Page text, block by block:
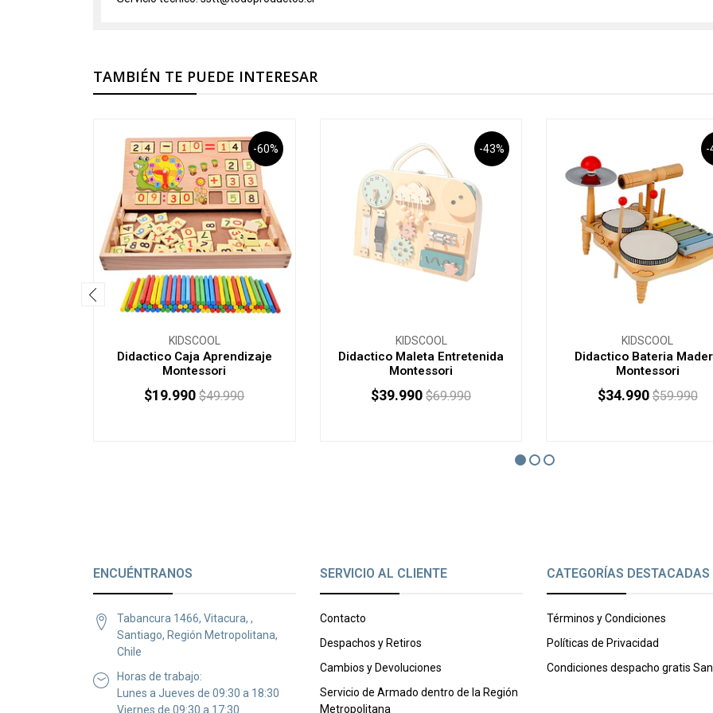
TAMBIÉN TE PUEDE INTERESAR
-60%
KIDSCOOL
Didactico Caja Aprendizaje
Montessori
$19.990 $49.990
-43%
KIDSCOOL
Didactico Maleta Entretenida
Montessori
AGOTADO
$39.990 $69.990
-
KIDSCOOL
Didactico Bateria
Montessori
$34.990 $59.990
ENCUÉNTRANOS
Tabancura 1466, Vitacura, ,
Santiago, Región Metropolitana,
Chile
Horas de trabajo:
Lunes a Jueves de 09:30 a 18:30
Viernes de 09:30 a 17:30
SERVICIO AL CLIENTE
Contacto
Despachos y Retiros
Cambios y Devoluciones
Servicio de Armado dentro de la Región
Metropolitana
CATEGORÍAS DESTACADAS
Términos y Condiciones
Políticas de Privacidad
Condiciones despacho gratis